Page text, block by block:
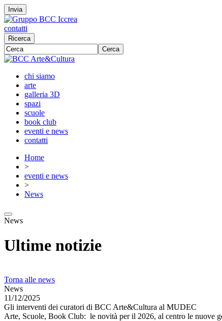
Invia
contatti
Ricerca
Cerca
chi siamo
arte
galleria 3D
spazi
scuole
book club
eventi e news
contatti
Home
>
eventi e news
>
News
News
Ultime notizie
Torna alle news
News
11/12/2025
Gli interventi dei curatori di BCC Arte&Cultura al MUDEC
Arte, Scuole, Book Club: le novità per il 2026, al centro le nuove